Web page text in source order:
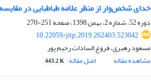
خدای شخص‌وار از منظر علامه طباطبایی در
دوره 52، شماره 2، بهمن 1398، صفحه
251-270
10.22059/jitp.2019.262403.523042
مسعود رهبری، فروغ السادات رحیم پور
مشاهده مقاله
اصل مقاله 443.2 K